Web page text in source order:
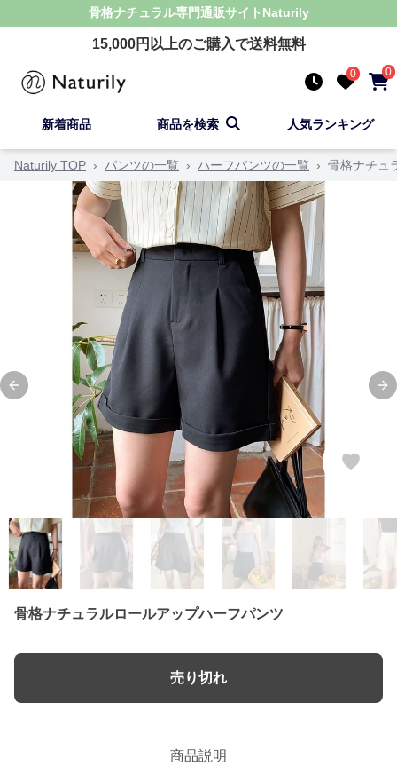
骨格ナチュラル専門通販サイト Naturily
15,000円以上のご購入で送料無料
0 0
新着商品 商品を検索 人気ランキング
Naturily TOP › パンツの一覧 › ハーフパンツの一覧 › 骨格ナチュ
Previous slide
骨格ナチュラルロールアップハーフパンツ
売り切れ
商品説明